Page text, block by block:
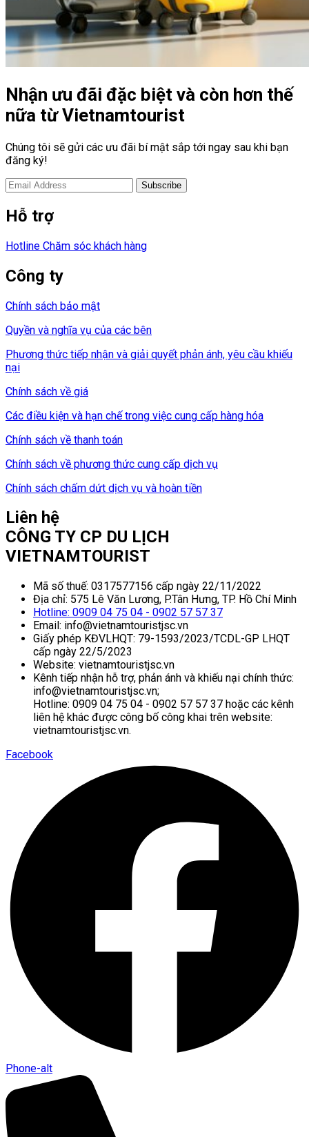
Nhận ưu đãi đặc biệt và còn hơn thế
nữa từ Vietnamtourist
Chúng tôi sẽ gửi các ưu đãi bí mật sắp tới ngay sau khi bạn
đăng ký!
Hỗ trợ
Hotline Chăm sóc khách hàng
Công ty
Chính sách bảo mật
Quyền và nghĩa vụ của các bên
Phương thức tiếp nhận và giải quyết phản ánh, yêu cầu khiếu
nại
Chính sách về giá
Các điều kiện và hạn chế trong việc cung cấp hàng hóa
Chính sách về thanh toán
Chính sách về phương thức cung cấp dịch vụ
Chính sách chấm dứt dịch vụ và hoàn tiền
Liên hệ
CÔNG TY CP DU LỊCH
VIETNAMTOURIST
Mã số thuế: 0317577156 cấp ngày 22/11/2022
Địa chỉ: 575 Lê Văn Lương, P.Tân Hưng, TP. Hồ Chí Minh
Hotline: 0909 04 75 04 - 0902 57 57 37
Email: info@vietnamtouristjsc.vn
Giấy phép KĐVLHQT: 79-1593/2023/TCDL-GP LHQT
cấp ngày 22/5/2023
Website: vietnamtouristjsc.vn
Kênh tiếp nhận hỗ trợ, phản ánh và khiếu nại chính thức:
info@vietnamtouristjsc.vn;
Hotline: 0909 04 75 04 - 0902 57 57 37 hoặc các kênh
liên hệ khác được công bố công khai trên website:
vietnamtouristjsc.vn.
Facebook
Phone-alt